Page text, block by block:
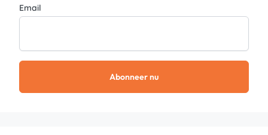
Email
Abonneer nu